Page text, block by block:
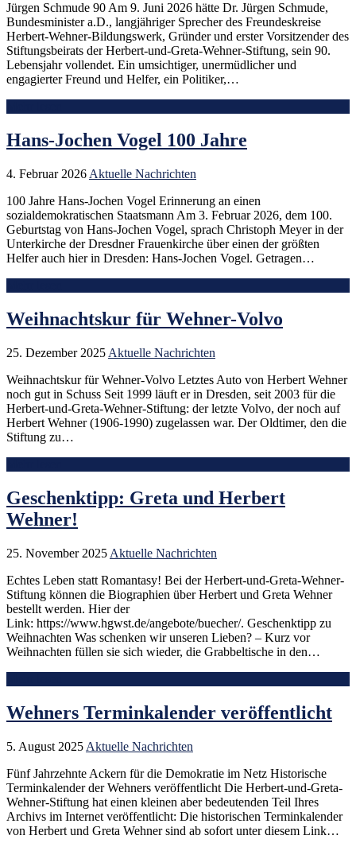
Jürgen Schmude 90 Am 9. Juni 2026 hätte Dr. Jürgen Schmude,
Bundesminister a.D., langjähriger Sprecher des Freundeskreise
Herbert-Wehner-Bildungswerk, Gründer und erster Vorsitzender des
Stiftungsbeirats der Herbert-und-Greta-Wehner-Stiftung, sein 90.
Lebensjahr vollendet. Ein umsichtiger, unermüdlicher und
engagierter Freund und Helfer, ein Politiker,…
Hans-Jochen Vogel 100 Jahre
4. Februar 2026 Aktuelle Nachrichten
100 Jahre Hans-Jochen Vogel Erinnerung an einen
sozialdemokratischen Staatsmann Am 3. Februar 2026, dem 100.
Geburtstag von Hans-Jochen Vogel, sprach Christoph Meyer in der
Unterkirche der Dresdner Frauenkirche über einen der größten
Helfer auch hier in Dresden: Hans-Jochen Vogel. Getragen…
Weihnachtskur für Wehner-Volvo
25. Dezember 2025 Aktuelle Nachrichten
Weihnachtskur für Wehner-Volvo Letztes Auto von Herbert Wehner
noch gut in Schuss Seit 1999 läuft er in Dresden, seit 2003 für die
Herbert-und-Greta-Wehner-Stiftung: der letzte Volvo, der noch auf
Herbert Wehner (1906-1990) zugelassen war. Der Oldtimer, den die
Stiftung zu…
Geschenktipp: Greta und Herbert
Wehner!
25. November 2025 Aktuelle Nachrichten
Echtes Leben statt Romantasy! Bei der Herbert-und-Greta-Wehner-
Stiftung können die Biographien über Herbert und Greta Wehner
bestellt werden. Hier der
Link: https://www.hgwst.de/angebote/buecher/. Geschenktipp zu
Weihnachten Was schenken wir unseren Lieben? – Kurz vor
Weihnachten füllen sie sich wieder, die Grabbeltische in den…
Wehners Terminkalender veröffentlicht
5. August 2025 Aktuelle Nachrichten
Fünf Jahrzehnte Ackern für die Demokratie im Netz Historische
Terminkalender der Wehners veröffentlicht Die Herbert-und-Greta-
Wehner-Stiftung hat einen kleinen aber bedeutenden Teil Ihres
Archivs im Internet veröffentlicht: Die historischen Terminkalender
von Herbert und Greta Wehner sind ab sofort unter diesem Link…